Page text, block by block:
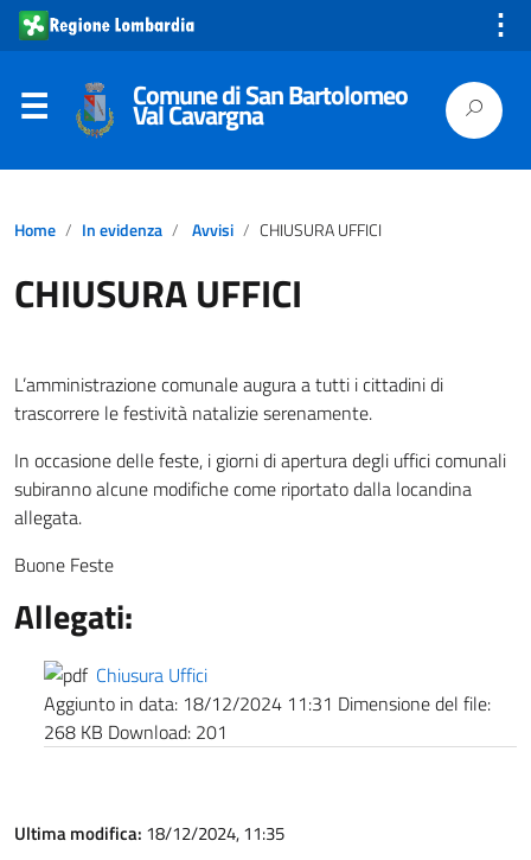
⋮
Comune di San Bartolomeo
Val Cavargna
Home In evidenza Avvisi CHIUSURA UFFICI
CHIUSURA UFFICI
L’amministrazione comunale augura a tutti i cittadini di
trascorrere le festività natalizie serenamente.
In occasione delle feste, i giorni di apertura degli uffici comunali
subiranno alcune modifiche come riportato dalla locandina
allegata.
Buone Feste
Allegati:
Chiusura Uffici
Aggiunto in data: 18/12/2024 11:31 Dimensione del file:
268 KB Download: 201
Ultima modifica: 18/12/2024, 11:35